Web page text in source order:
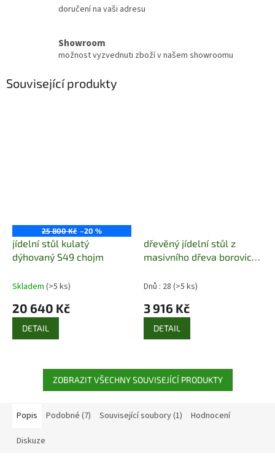
doručení na vaši adresu
Showroom
možnost vyzvednuti zboží v našem showroomu
Související produkty
25 800 Kč –20 %
jídelní stůl kulatý
dýhovaný S49 chojm
Skladem (>5 ks)
20 640 Kč
DETAIL
dřevěný jídelní stůl z
masivního dřeva borovice
Dnů : 28 (>5 ks)
3 916 Kč
DETAIL
ZOBRAZIT VŠECHNY SOUVISEJÍCÍ PRODUKTY
Popis Podobné (7) Související soubory (1) Hodnocení
Diskuze